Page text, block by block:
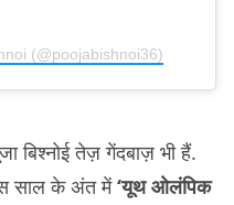
(@poojabishnoi36)
बिश्नोई तेज़ गेंदबाज़ भी हैं.
साल के अंत में‘यूथ ओलंपिक